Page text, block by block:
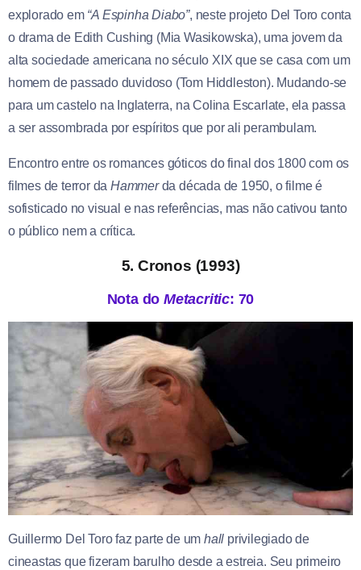
explorado em “A Espinha Diabo”, neste projeto Del Toro conta
o drama de Edith Cushing (Mia Wasikowska), uma jovem da
alta sociedade americana no século XIX que se casa com um
homem de passado duvidoso (Tom Hiddleston). Mudando-se
para um castelo na Inglaterra, na Colina Escarlate, ela passa
a ser assombrada por espíritos que por ali perambulam.
Encontro entre os romances góticos do final dos 1800 com os
filmes de terror daHammerda década de 1950, o filme é
sofisticado no visual e nas referências, mas não cativou tanto
o público nem a crítica.
5. Cronos (1993)
Nota doMetacritic: 70
Guillermo Del Toro faz parte de um hall privilegiado de
cineastas que fizeram barulho desde a estreia. Seu primeiro